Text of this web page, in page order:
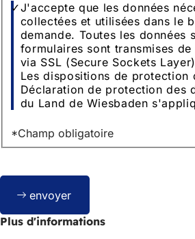
Protection
des
données
J'accepte que les données
collectées et utilisées dans le
demande. Toutes les données
formulaires sont transmises
via SSL (Secure Sockets
Les dispositions de protection
Déclaration de protection des
du Land de Wiesbaden
*Champ obligatoire
Bitte
lassen
Sie
dieses
envoyer
Plus d'informations